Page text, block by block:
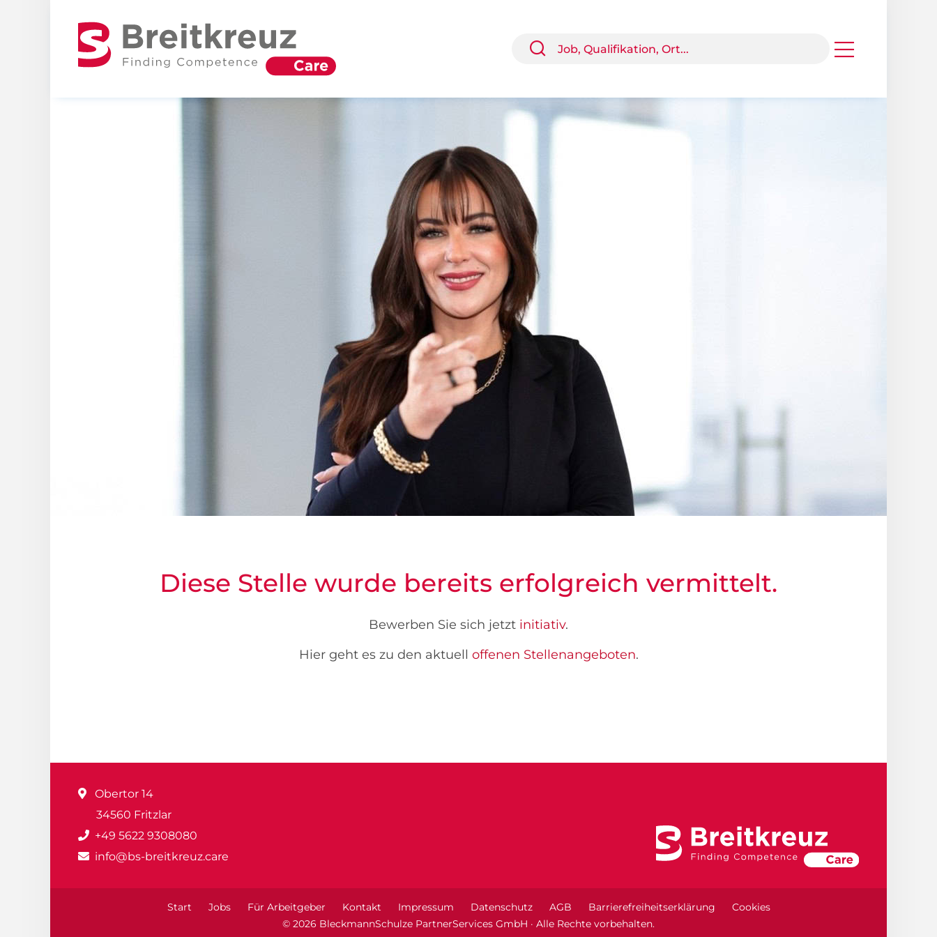
Diese Stelle wurde bereits erfolgreich vermittelt.
Bewerben Sie sich jetzt initiativ.
Hier geht es zu den aktuell offenen Stellenangeboten.
Obertor 14
34560 Fritzlar
+49 5622 9308080
info@bs-breitkreuz.care
Start Jobs Für Arbeitgeber Kontakt Impressum Datenschutz AGB Barrierefreiheitserklärung
Cookies
© 2026 BleckmannSchulze PartnerServices GmbH · Alle Rechte vorbehalten.